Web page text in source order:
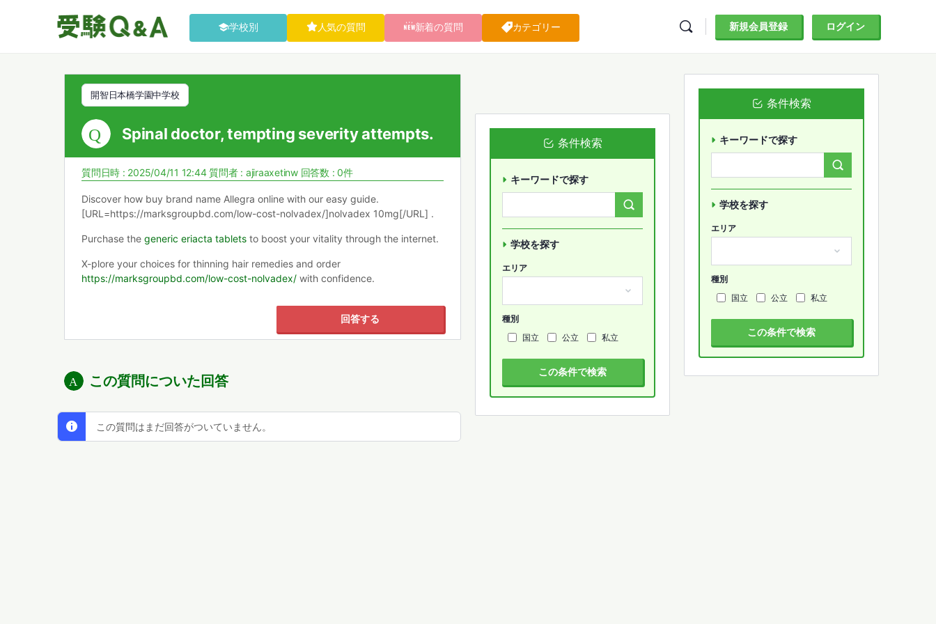
学校別 人気の質問 新着の質問 カテゴリー 新規会員登録 ログイン
開智日本橋学園中学校
Spinal doctor, tempting severity attempts.
質問日時 : 2025/04/11 12:44質問者 : ajiraaxetinw 回答数 : 0件
Discover how buy brand name Allegra online with our easy guide.
[URL=https://marksgroupbd.com/low-cost-nolvadex/]nolvadex 10mg[/URL] .
Purchase the generic eriacta tablets to boost your vitality through the internet.
X-plore your choices for thinning hair remedies and order
https://marksgroupbd.com/low-cost-nolvadex/ with confidence.
回答する
この質問についた回答
この質問はまだ回答がついていません。
条件検索
キーワードで探す
学校を探す
エリア
種別
国立
公立 私立
この条件で検索
条件検索
キーワードで探す
学校を探す
エリア
種別
国立
公立 私立
この条件で検索